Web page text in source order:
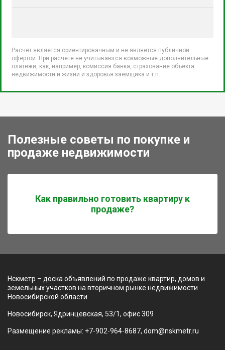
Расчет является ориентировачным и не является публичной
офертой. При расчете не учитываются возможные дополнительные
платежи, как, например, комиссия банка, страхование объекта
недвижимости и жизни и здоровья заемщика и т.п.
Полезные советы по покупке и
продаже недвижимости
Как правильно готовить квартиру к
продаже?
Нскметр – доска объявлений по продаже квартир, домов и
земельных участков на вторичном рынке недвижимости
Новосибирской области.
Новосибирск, Ядринцевская, 53/1, офис 309
Размещение рекламы: +7-902-964-8687, dom@nskmetr.ru